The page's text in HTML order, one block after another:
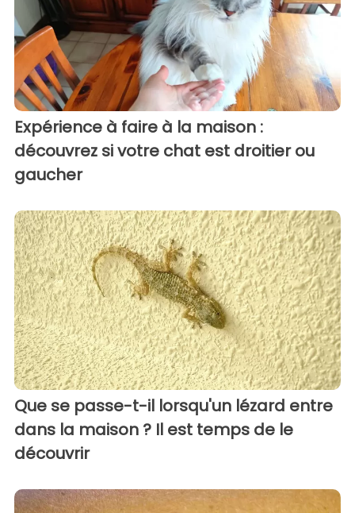
Expérience à faire à la maison :
découvrez si votre chat est droitier ou
gaucher
Que se passe-t-il lorsqu'un lézard entre
dans la maison ? Il est temps de le
découvrir